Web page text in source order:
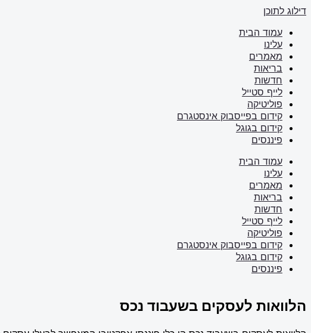
דילוג לתוכן
עמוד הבית
עלינו
מאמרים
בריאות
חדשות
לייף סטייל
פוליטיקה
קידום בפייסבוק אינסטגרם
קידום בגוגל
פיננסים
עמוד הבית
עלינו
מאמרים
בריאות
חדשות
לייף סטייל
פוליטיקה
קידום בפייסבוק אינסטגרם
קידום בגוגל
פיננסים
הלוואות לעסקים בשעבוד נכס